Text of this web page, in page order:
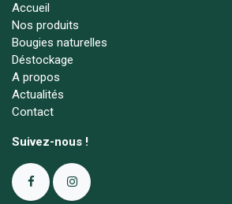
Accueil
Nos produits
Bougies naturelles
Déstockage
A propos
Actualités
Contact
Suivez-nous !